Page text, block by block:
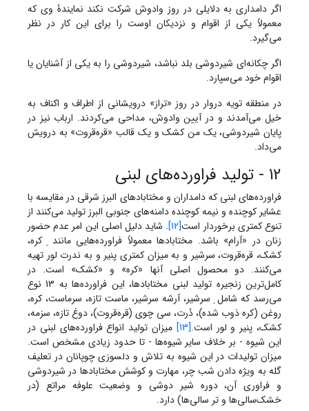
اگر دامداری به دلایلی در روز وادوش شرکت نکند نمایندۀ وی که
معمولاً یکی از اقوام و نزدیکان اوست را برای این کار در نظر
می‌گیرد.
اگر چکانه‌ای شیردوشی بلد نباشد، شیردوشی را به یکی از آشنایان یا
اقوام خود می‌سپارد.
در منطقه تویه دروار در روز «تراز» درویشانی از اطراف و اکناف به
خیل می‌آمدند و در آیین وادوش، مداحی می‌کردند. ارباب نیز در
پایان شیردوشی، یک من کشک و یک قالب «قره‌قروت» به درویش
می‌داد.
12 - تولید فراورده‌های لبنی
فراورده‌های لبنی که دامداران و مختابادهای البرز شرقی در مقایسه با
عشایر کوچنده و نیمه کوچنده دامنه‌های جنوبی البرز تولید می‌کنند از
تنوع کمتری برخوردار است[12]
. شاید دلیل اصلی این امر عدم حضور
زنان در «آرام» باشد. مختابادها معمولاً فراورده‌هایی مانند ِ کره،
کشک، قره‌قروت، سرشیر و به میزان کمتری پنیر و به ندرت لور تهیه
می‌کنند. دو محصول اصلی آنها «کره» و «کشک» است. در
کامل‌ترین زنجیره تولید لبنی مختابادها، این فراورده‌ها به 13 نوع
می‌رسد که شامل ِ سرشیر، آرشه سرشیر، ماست تازه، سرماست، کره،
روغن (کره ذوب شده)، دُرت، سی چوی (قره‌قروت)، دوغ تازه، سزمه،
کشک، پنیر و لور است.[13]
میزان تولید انواع فراورده‌های لبنی در
این شیوه - بر خلاف سایر شیوه‌ها - تا حدود زیادی مشخص است.
میزان تولیدات در این شیوه به تلاش و دلسوزی چوپانان در تعلیف
گله به ویژه دادن شب چر، مهارت و کوشش مختابادها در شیردوشی
و فراوری آن، دوره شیر دوشی و وضعیت علوفه مراتع (در
خشک‌سالی‌ها و تر سالی‌ها) دارد.